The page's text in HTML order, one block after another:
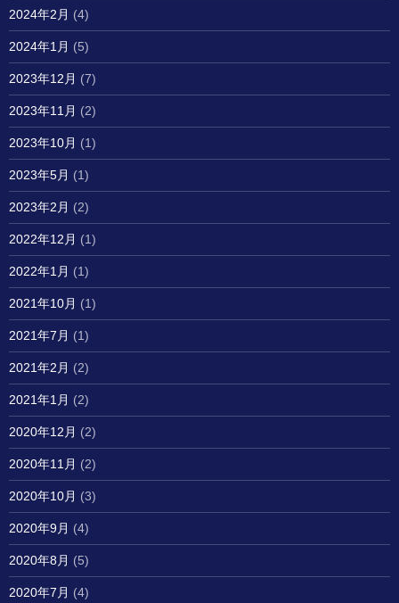
2024年2月 (4)
2024年1月 (5)
2023年12月 (7)
2023年11月 (2)
2023年10月 (1)
2023年5月 (1)
2023年2月 (2)
2022年12月 (1)
2022年1月 (1)
2021年10月 (1)
2021年7月 (1)
2021年2月 (2)
2021年1月 (2)
2020年12月 (2)
2020年11月 (2)
2020年10月 (3)
2020年9月 (4)
2020年8月 (5)
2020年7月 (4)